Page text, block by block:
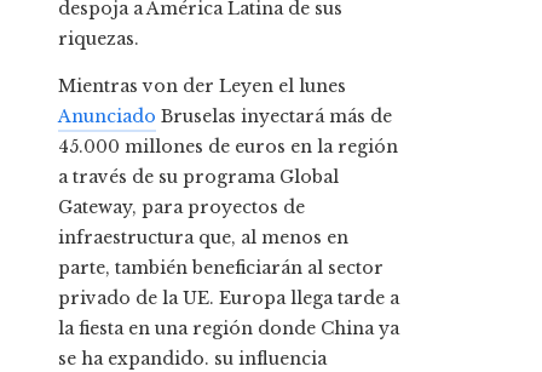
despoja a América Latina de sus
riquezas.
Mientras von der Leyen el lunes
Anunciado Bruselas inyectará más de
45.000 millones de euros en la región
a través de su programa Global
Gateway, para proyectos de
infraestructura que, al menos en
parte, también beneficiarán al sector
privado de la UE. Europa llega tarde a
la fiesta en una región donde China ya
se ha expandido. su influencia